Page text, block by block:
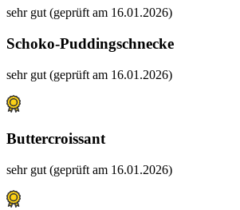
sehr gut (geprüft am 16.01.2026)
Schoko-Puddingschnecke
sehr gut (geprüft am 16.01.2026)
Buttercroissant
sehr gut (geprüft am 16.01.2026)